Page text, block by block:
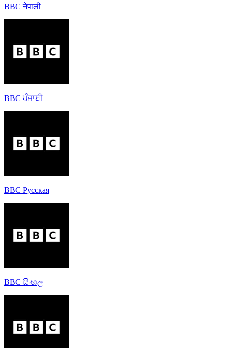
BBC नेपाली
BBC ਪੰਜਾਬੀ
BBC Русская
BBC සිංහල